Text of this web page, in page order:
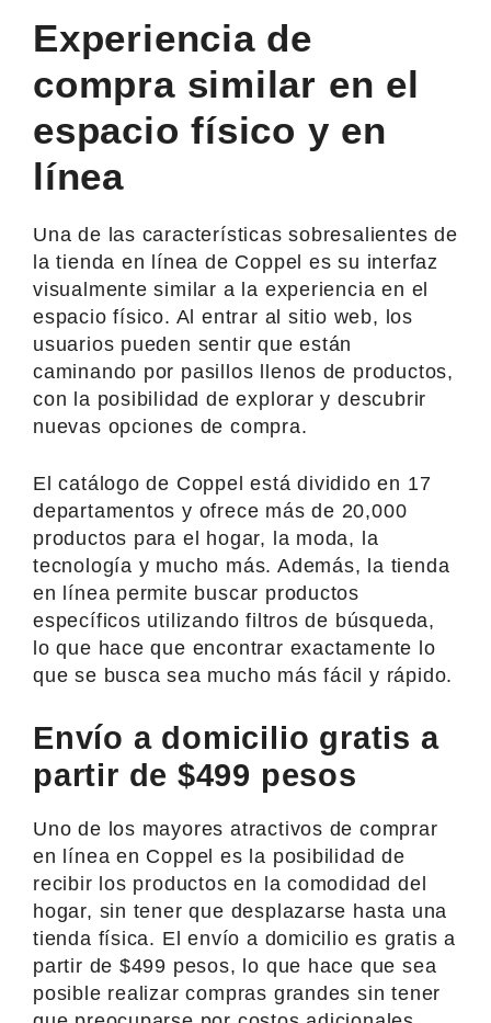
Experiencia de
compra similar en el
espacio físico y en
línea
Una de las características sobresalientes de
la tienda en línea de Coppel es su interfaz
visualmente similar a la experiencia en el
espacio físico. Al entrar al sitio web, los
usuarios pueden sentir que están
caminando por pasillos llenos de productos,
con la posibilidad de explorar y descubrir
nuevas opciones de compra.
El catálogo de Coppel está dividido en 17
departamentos y ofrece más de 20,000
productos para el hogar, la moda, la
tecnología y mucho más. Además, la tienda
en línea permite buscar productos
específicos utilizando filtros de búsqueda,
lo que hace que encontrar exactamente lo
que se busca sea mucho más fácil y rápido.
Envío a domicilio gratis a
partir de $499 pesos
Uno de los mayores atractivos de comprar
en línea en Coppel es la posibilidad de
recibir los productos en la comodidad del
hogar, sin tener que desplazarse hasta una
tienda física. El envío a domicilio es gratis a
partir de $499 pesos, lo que hace que sea
posible realizar compras grandes sin tener